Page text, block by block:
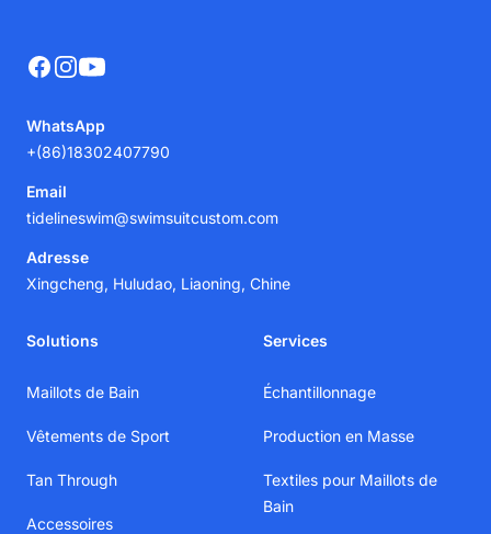
Facebook
Instagram
YouTube
WhatsApp
+(86)18302407790
Email
tidelineswim@swimsuitcustom.com
Adresse
Xingcheng, Huludao, Liaoning, Chine
Solutions
Maillots de Bain
Vêtements de Sport
Tan Through
Accessoires
Services
Échantillonnage
Production en Masse
Textiles pour Maillots de
Bain